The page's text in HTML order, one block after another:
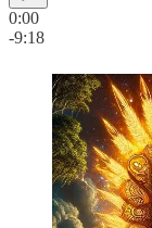
0:00
-9:18